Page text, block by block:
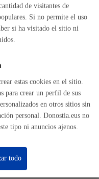
de visitantes de
Si no permite el uso
si ha visitado el sitio ni
estas cookies en el sitio.
para crear un perfil de sus
en otros sitios sin
personal. Donostia.eus no
tipo ni anuncios ajenos.
todo